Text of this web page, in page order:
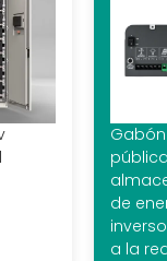
de
a la